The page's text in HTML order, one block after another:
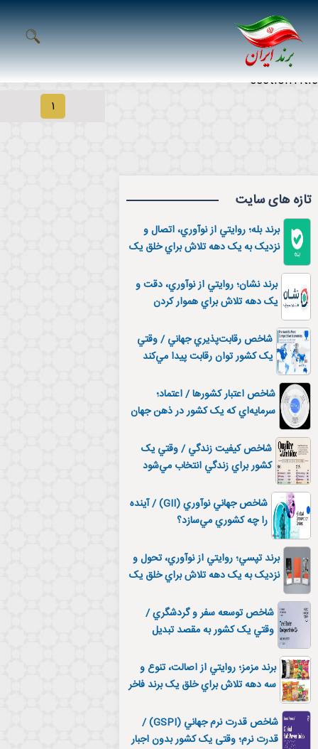
sectionTitle
تازه های سایت
برند بله؛ روايتي از نوآوري، اتصال و
نزديک به يک دهه تلاش براي خلق يک
برند نشان؛ روايتي از نوآوري، دقت و
يک دهه تلاش براي هموار کردن
شاخص رقابت‌پذيري جهاني / وقتي
يک کشور توان رقابت پيدا مي‌کند
شاخص اعتبار کشورها / اعتماد؛
سرمايه‌اي که يک کشور در ذهن جهان
شاخص کيفيت زندگي / وقتي يک
کشور براي زندگي انتخاب مي‌شود
شاخص جهاني نوآوري (GII) / آينده
را چه کشوري مي‌سازد؟
برند تپسي؛ روايتي از نوآوري، تحول و
نزديک به يک دهه تلاش براي خلق يک
شاخص توسعه سفر و گردشگري /
وقتي يک کشور به مقصد تبديل
برند مزمز؛ روايتي از اصالت، تنوع و
سه دهه تلاش براي خلق يک برند فاخر
شاخص قدرت نرم جهاني (GSPI) /
قدرت نرم؛ وقتی یک کشور بدون اجبار
۱